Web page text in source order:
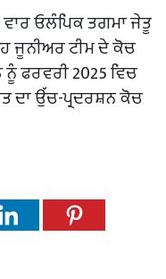
ਓਲੰਪਿਕ ਤਗਮਾ ਜੇਤੂ
ਜੂਨੀਅਰ ਟੀਮ ਦੇ ਕੋਚ
ਫਰਵਰੀ 2025 ਵਿਚ
ਦਾ ਉੱਚ-ਪ੍ਰਦਰਸ਼ਨ ਕੋਚ